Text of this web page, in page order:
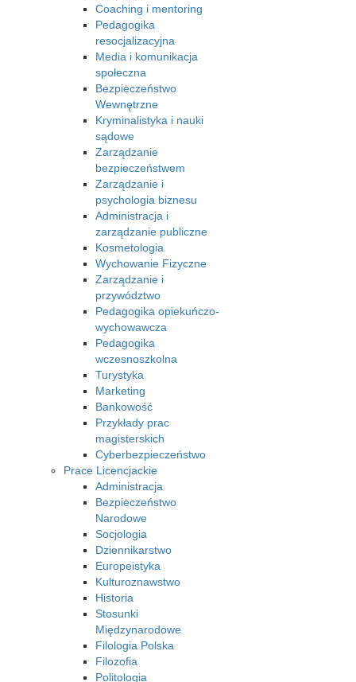
Coaching i mentoring
Pedagogika
resocjalizacyjna
Media i komunikacja
społeczna
Bezpieczeństwo
Wewnętrzne
Kryminalistyka i nauki
sądowe
Zarządzanie
bezpieczeństwem
Zarządzanie i
psychologia biznesu
Administracja i
zarządzanie publiczne
Kosmetologia
Wychowanie Fizyczne
Zarządzanie i
przywództwo
Pedagogika opiekuńczo-
wychowawcza
Pedagogika
wczesnoszkolna
Turystyka
Marketing
Bankowość
Przykłady prac
magisterskich
Cyberbezpieczeństwo
Prace Licencjackie
Administracja
Bezpieczeństwo
Narodowe
Socjologia
Dziennikarstwo
Europeistyka
Kulturoznawstwo
Historia
Stosunki
Międzynarodowe
Filologia Polska
Filozofia
Politologia